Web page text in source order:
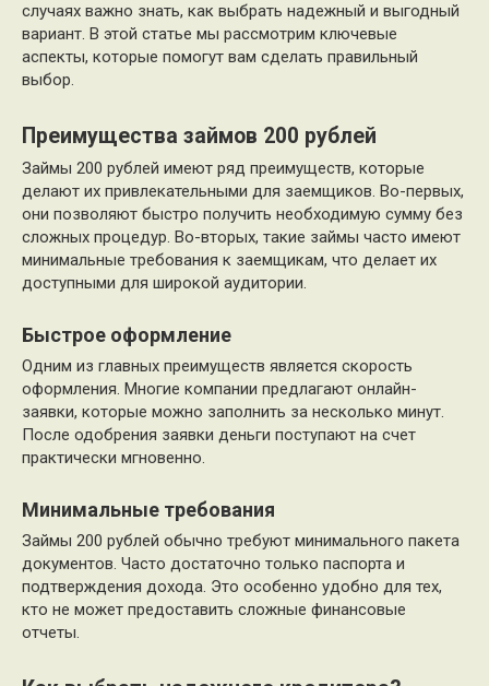
случаях важно знать, как выбрать надежный и выгодный
вариант. В этой статье мы рассмотрим ключевые
аспекты, которые помогут вам сделать правильный
выбор.
Преимущества займов 200 рублей
Займы 200 рублей имеют ряд преимуществ, которые
делают их привлекательными для заемщиков. Во-первых,
они позволяют быстро получить необходимую сумму без
сложных процедур. Во-вторых, такие займы часто имеют
минимальные требования к заемщикам, что делает их
доступными для широкой аудитории.
Быстрое оформление
Одним из главных преимуществ является скорость
оформления. Многие компании предлагают онлайн-
заявки, которые можно заполнить за несколько минут.
После одобрения заявки деньги поступают на счет
практически мгновенно.
Минимальные требования
Займы 200 рублей обычно требуют минимального пакета
документов. Часто достаточно только паспорта и
подтверждения дохода. Это особенно удобно для тех,
кто не может предоставить сложные финансовые
отчеты.